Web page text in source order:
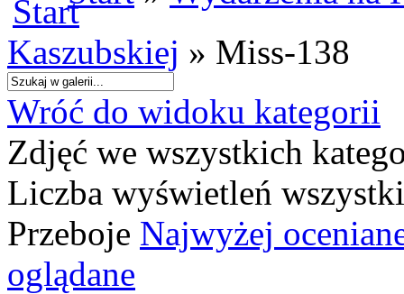
Kaszubskiej » Miss-138
Wróć do widoku kategorii
Zdjęć we wszystkich
Liczba wyświetleń
Przeboje Najwyżej
oglądane